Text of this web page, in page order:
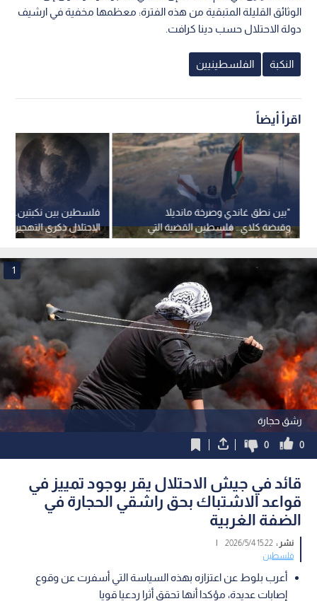
الوثائق القليلة المتبقية من هذه الفترة: معظمها مخفية في ارشيف
دولة الاحتلال حسب دينا كرافت.
النكبة الفلسطينيين
اقرأ أيضاً
فلسطين بين نكبتين..
الاحتلال ذكرى التهجير
دام
"بين نطق غاندي وصرخة مانديلا
وقبضة كلاي.. فلسطين القضية التي
وحدت ضمائر العظماء"
رشق حجارة
1
0
0
قائد في جيش الاحتلال يقر بوجود تمييز في
قواعد الاشتباك بحق راشقي الحجارة في
الضفة الغربية
نشر :15:22 2026/5/4
|
فلسطين
أعرب بلوط عن اعتزازه بهذه السياسة التي أسفرت عن وقوع
إصابات عديدة، مؤكدا أنها تحقق أثرا ردعيا قويا